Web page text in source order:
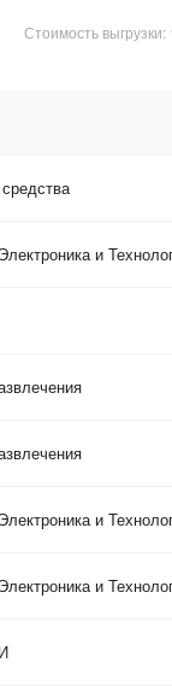
Стоимость
и
и
и